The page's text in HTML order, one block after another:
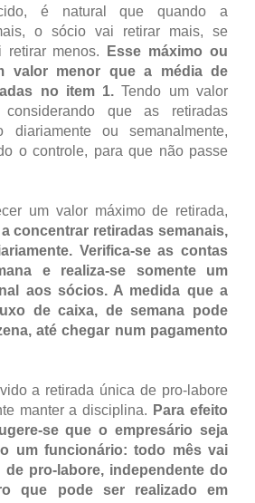
é natural que quando a
o sócio vai retirar mais, se
retirar menos.
Esse máximo ou
valor menor que a média de
no item 1.Tendo um valor
considerando que as retiradas
diariamente ou semanalmente,
o controle, para que não passe
um valor máximo de retirada,
concentrar retiradas semanais,
Verifica-se as contas
e realiza-se somente um
aos sócios. A medida que a
de caixa, de semana pode
até chegar num pagamento
a retirada única de pro-labore
manter a disciplina. Para efeito
se que o empresário seja
um funcionário: todo mês vai
pro-labore, independente do
que pode ser realizado em